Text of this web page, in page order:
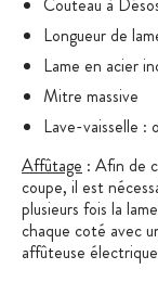
Couteau à
Longueur de
Lame en acier
Mitre massive
Lave-vaisselle :
Affûtage : Afin de
coupe, il est
plusieurs fois la
chaque coté avec
affûteuse